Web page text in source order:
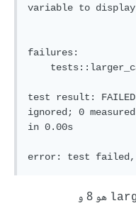
variable to display
failures:
test result:
ignored; 0
in 0.00s
هو 8 و